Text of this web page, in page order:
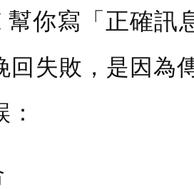
你寫「正確訊
回失敗，是因為